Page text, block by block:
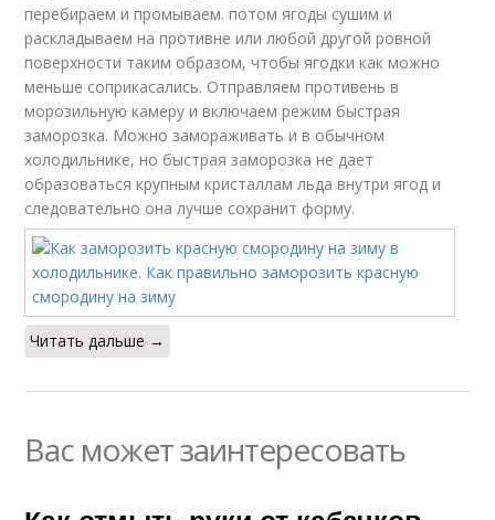
перебираем и промываем. потом ягоды сушим и
раскладываем на противне или любой другой ровной
поверхности таким образом, чтобы ягодки как можно
меньше соприкасались. Отправляем противень в
морозильную камеру и включаем режим быстрая
заморозка. Можно замораживать и в обычном
холодильнике, но быстрая заморозка не дает
образоваться крупным кристаллам льда внутри ягод и
следовательно она лучше сохранит форму.
Читать дальше →
Вас может заинтересовать